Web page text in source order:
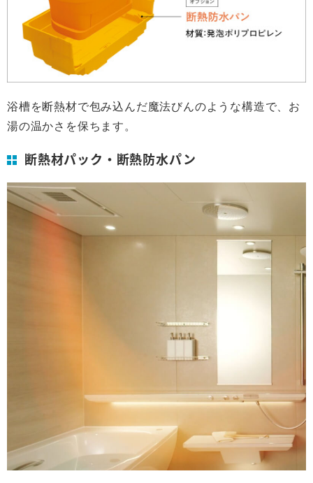
浴槽を断熱材で包み込んだ魔法びんのような構造で、お
湯の温かさを保ちます。
断熱材パック・断熱防水パン